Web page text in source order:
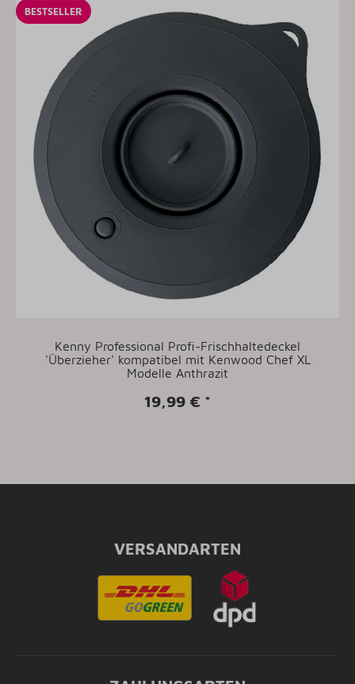
BESTSELLER
Kenny Professional Profi-Frischhaltedeckel
'Überzieher' kompatibel mit Kenwood Chef XL
Modelle Anthrazit
19,99 € *
VERSANDARTEN